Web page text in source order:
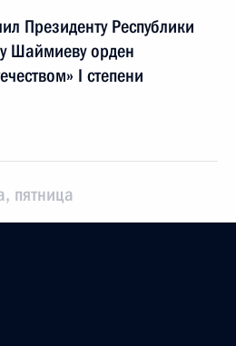
Президенту Республики
Шаймиеву орден
I степени
пятница